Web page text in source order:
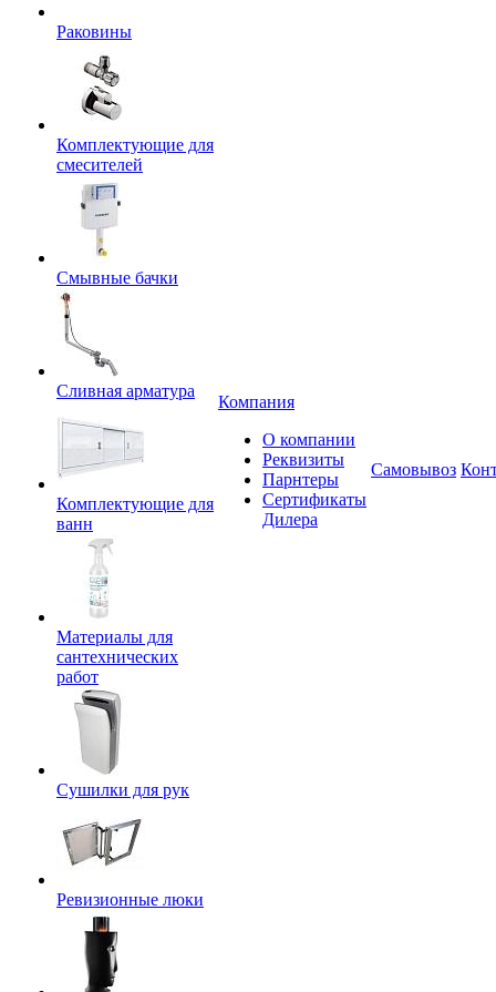
Раковины
Комплектующие для
смесителей
Смывные бачки
Сливная арматура
Комплектующие для
ванн
Материалы для
сантехнических
работ
Сушилки для рук
Ревизионные люки
Компания
О компании
Реквизиты
Парнтеры
Сертификаты
Дилера
Самовывоз